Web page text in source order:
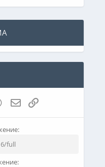
WhatsApp
Электронная почта
Ссылка